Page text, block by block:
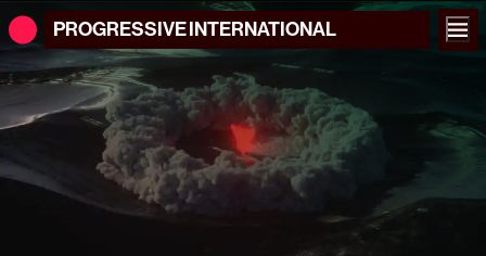
PROGRESSIVEINTERNATIONAL